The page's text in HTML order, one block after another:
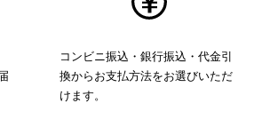
コンビニ振込・銀行振込・代金引
換からお支払方法をお選びいただ
けます。